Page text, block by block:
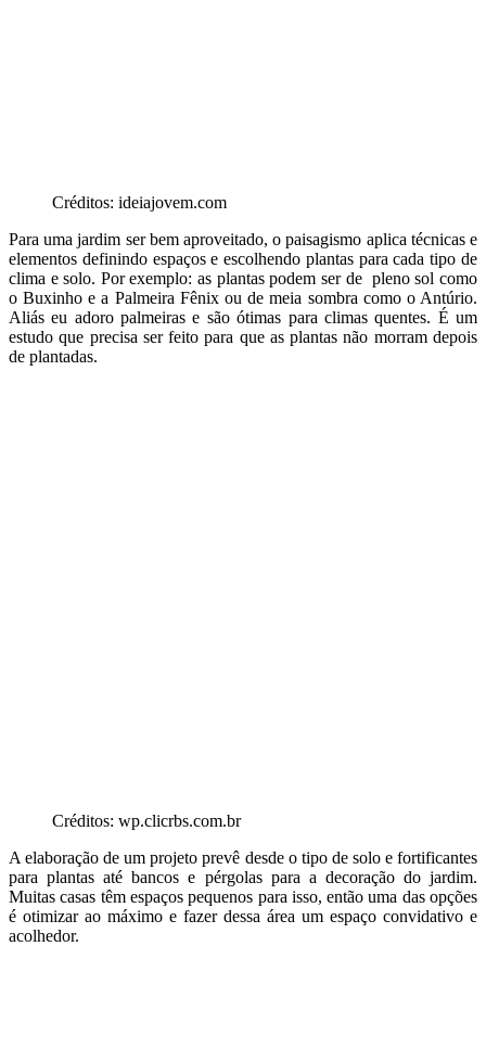
Créditos: ideiajovem.com
Para uma jardim ser bem aproveitado, o paisagismo aplica técnicas e
elementos definindo espaços e escolhendo plantas para cada tipo de
clima e solo. Por exemplo: as plantas podem ser de pleno sol como
o Buxinho e a Palmeira Fênix ou de meia sombra como o Antúrio.
Aliás eu adoro palmeiras e são ótimas para climas quentes. É um
estudo que precisa ser feito para que as plantas não morram depois
de plantadas.
Créditos: wp.clicrbs.com.br
A elaboração de um projeto prevê desde o tipo de solo e fortificantes
para plantas até bancos e pérgolas para a decoração do jardim.
Muitas casas têm espaços pequenos para isso, então uma das opções
é otimizar ao máximo e fazer dessa área um espaço convidativo e
acolhedor.